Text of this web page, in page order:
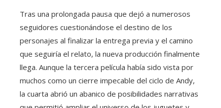
Tras una prolongada pausa que dejó a numerosos
seguidores cuestionándose el destino de los
personajes al finalizar la entrega previa y el camino
que seguiría el relato, la nueva producción finalmente
llega. Aunque la tercera película había sido vista por
muchos como un cierre impecable del ciclo de Andy,
la cuarta abrió un abanico de posibilidades narrativas